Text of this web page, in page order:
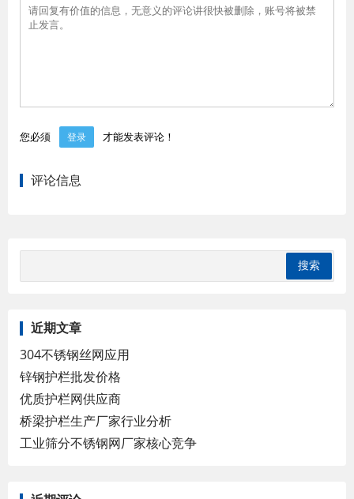
您必须 登录 才能发表评论！
评论信息
近期文章
304不锈钢丝网应用
锌钢护栏批发价格
优质护栏网供应商
桥梁护栏生产厂家行业分析
工业筛分不锈钢网厂家核心竞争